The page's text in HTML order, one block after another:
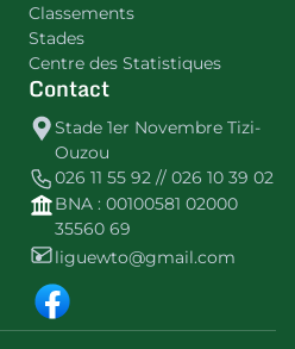
Classements
Stades
Centre des Statistiques
Contact
Stade 1er Novembre Tizi-
Ouzou
026 11 55 92 // 026 10 39 02
BNA : 00100581 02000
35560 69
liguewto@gmail.com